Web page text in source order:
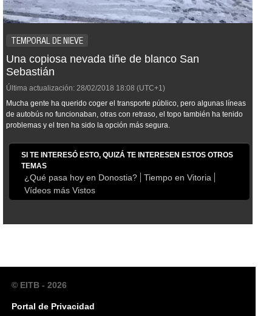
TEMPORAL DE NIEVE
Una copiosa nevada tiñe de blanco San
Sebastián
Última actualización: 28/02/2018 18:08 (UTC+1)
Mucha gente ha querido coger el transporte público, pero algunas líneas
de autobús no funcionaban, otras con retraso, el topo también ha tenido
problemas y el tren ha sido la opción más segura.
SI TE INTERESÓ ESTO, QUIZÁ TE INTERESEN ESTOS OTROS
TEMAS
¿Qué pasa hoy en Donostia?
Tiempo en Vitoria
Vídeos más Vistos
© EITB - 2026
Portal de Privacidad